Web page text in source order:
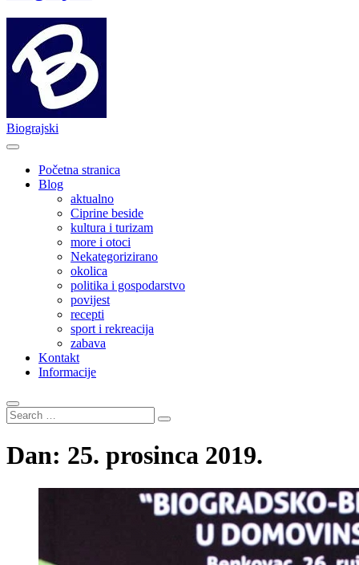
Biograjski
Početna stranica
Blog
aktualno
Ciprine beside
kultura i turizam
more i otoci
Nekategorizirano
okolica
politika i gospodarstvo
povijest
recepti
sport i rekreacija
zabava
Kontakt
Informacije
Search
…
Dan: 25. prosinca 2019.